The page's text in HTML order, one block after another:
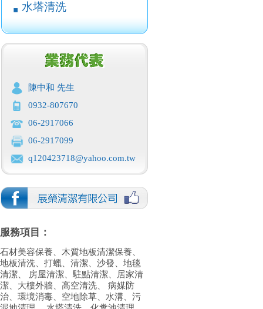
￭ 水塔清洗
陳中和 先生
0932-807670
06-2917066
06-2917099
q120423718@yahoo.com.tw
服務項目：
石材美容保養、木質地板清潔保養、
地板清洗、打蠟、清潔、沙發、地毯
清潔、 房屋清潔、駐點清潔、居家清
潔、大樓外牆、高空清洗、 病媒防
治、環境消毒、空地除草、水溝、污